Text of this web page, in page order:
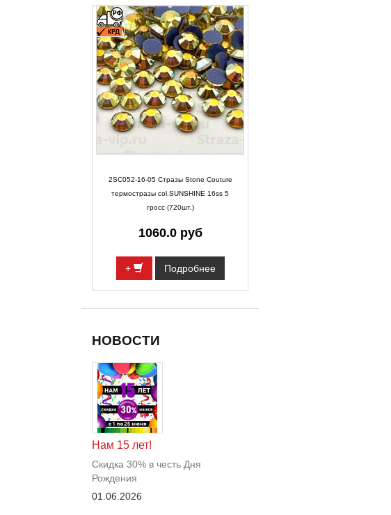
2SC052-16-05 Стразы Stone Couture
термостразы col.SUNSHINE 16ss 5
гросс (720шт.)
1060.0 руб
+ Подробнее
НОВОСТИ
Нам 15 лет!
Скидка 30% в честь Дня
Рождения
01.06.2026